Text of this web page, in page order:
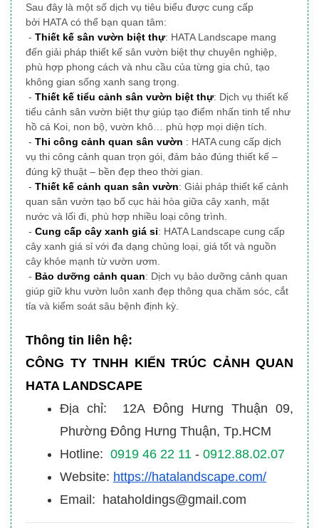
Sau đây là một số dịch vụ tiêu biểu được cung cấp
bởi HATA có thể bạn quan tâm:
- Thiết kế sân vườn biệt thự: HATA Landscape mang
đến giải pháp thiết kế sân vườn biệt thự chuyên nghiệp,
phù hợp phong cách và nhu cầu của từng gia chủ, tạo
không gian sống xanh sang trọng.
- Thiết kế tiểu cảnh sân vườn biệt thự: Dịch vụ thiết kế
tiểu cảnh sân vườn biệt thự giúp tạo điểm nhấn tinh tế như
hồ cá Koi, non bộ, vườn khô… phù hợp mọi diện tích.
- Thi công cảnh quan sân vườn : HATA cung cấp dịch
vụ thi công cảnh quan trọn gói, đảm bảo đúng thiết kế –
đúng kỹ thuật – bền đẹp theo thời gian.
- Thiết kế cảnh quan sân vườn: Giải pháp thiết kế cảnh
quan sân vườn tạo bố cục hài hòa giữa cây xanh, mặt
nước và lối đi, phù hợp nhiều loại công trình.
- Cung cấp cây xanh giá sỉ: HATA Landscape cung cấp
cây xanh giá sỉ với đa dạng chủng loại, giá tốt và nguồn
cây khỏe mạnh từ vườn ươm.
- Bảo dưỡng cảnh quan: Dịch vụ bảo dưỡng cảnh quan
giúp giữ khu vườn luôn xanh đẹp thông qua chăm sóc, cắt
tỉa và kiểm soát sâu bệnh định kỳ.
Thông tin liên hệ:
CÔNG TY TNHH KIẾN TRÚC CẢNH QUAN
HATA LANDSCAPE
Địa chỉ: 12A Đông Hưng Thuận 09,
Phường Đông Hưng Thuận, Tp.HCM
Hotline: 0919 46 22 11 - 0912.88.02.07
Website: https://hatalandscape.com/
Email: hataholdings@gmail.com